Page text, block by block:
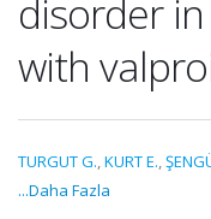
disorder
with
TURGUT G.,KURT E.,
...Daha Fazla